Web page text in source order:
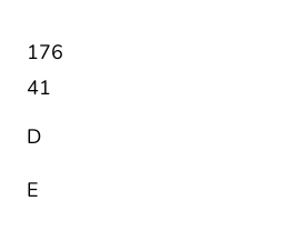
176
41
D
E